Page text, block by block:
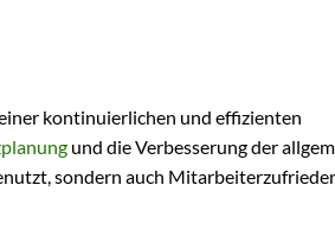
kontinuierlichen und effizienten
und die Verbesserung der
sondern auch